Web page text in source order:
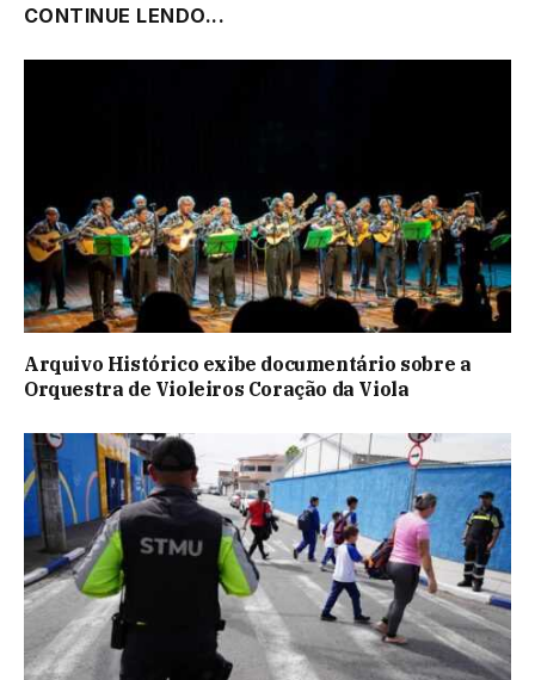
CONTINUE LENDO...
Arquivo Histórico exibe documentário sobre a
Orquestra de Violeiros Coração da Viola